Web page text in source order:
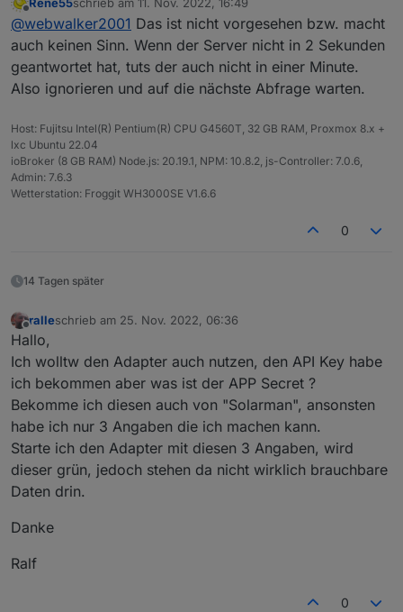
passen. Kann man den Timeout evtl. irgendwo
einstellen?
lg
webwalker2001
Offline zuletzt editiert von
@webwalker2001 Das ist nicht vorgesehen bzw. macht
auch keinen Sinn. Wenn der Server nicht in 2 Sekunden
geantwortet hat, tuts der auch nicht in einer Minute.
Also ignorieren und auf die nächste Abfrage warten.
Host: Fujitsu Intel(R) Pentium(R) CPU G4560T, 32 GB RAM, Proxmox 8.x +
lxc Ubuntu 22.04
ioBroker (8 GB RAM) Node.js: 20.19.1, NPM: 10.8.2, js-Controller: 7.0.6,
Admin: 7.6.3
Wetterstation: Froggit WH3000SE V1.6.6
0
14 Tagen später
Offline
ralleschrieb am 25. Nov. 2022, 06:36
zuletzt editiert von
Hallo,
Ich wolltw den Adapter auch nutzen, den API Key habe
ich bekommen aber was ist der APP Secret ?
Bekomme ich diesen auch von "Solarman", ansonsten
habe ich nur 3 Angaben die ich machen kann.
Starte ich den Adapter mit diesen 3 Angaben, wird
dieser grün, jedoch stehen da nicht wirklich brauchbare
Daten drin.
Danke
Ralf
0